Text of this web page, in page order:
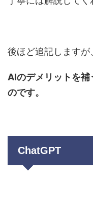
後ほど追記しますが
AIのデメリットを
のです。
ChatGPT